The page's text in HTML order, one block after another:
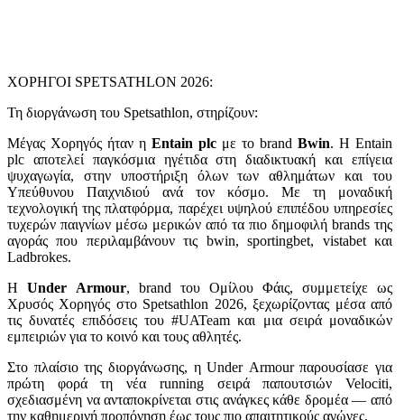
ΧΟΡΗΓΟΙ SPETSATHLON 2026:
Τη διοργάνωση του Spetsathlon, στηρίζουν:
Μέγας Χορηγός ήταν η Entain plc με το brand Bwin. Η Entain
plc αποτελεί παγκόσμια ηγέτιδα στη διαδικτυακή και επίγεια
ψυχαγωγία, στην υποστήριξη όλων των αθλημάτων και του
Υπεύθυνου Παιχνιδιού ανά τον κόσμο. Με τη μοναδική
τεχνολογική της πλατφόρμα, παρέχει υψηλού επιπέδου υπηρεσίες
τυχερών παιγνίων μέσω μερικών από τα πιο δημοφιλή brands της
αγοράς που περιλαμβάνουν τις bwin, sportingbet, vistabet και
Ladbrokes.
Η Under Armour, brand του Ομίλου Φάις, συμμετείχε ως
Χρυσός Χορηγός στο Spetsathlon 2026, ξεχωρίζοντας μέσα από
τις δυνατές επιδόσεις του #UATeam και μια σειρά μοναδικών
εμπειριών για το κοινό και τους αθλητές.
Στο πλαίσιο της διοργάνωσης, η Under Armour παρουσίασε για
πρώτη φορά τη νέα running σειρά παπουτσιών Velociti,
σχεδιασμένη να ανταποκρίνεται στις ανάγκες κάθε δρομέα — από
την καθημερινή προπόνηση έως τους πιο απαιτητικούς αγώνες.